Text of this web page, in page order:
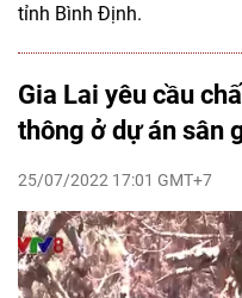
tỉnh Bình Định.
Gia Lai yêu cầu
thông ở dự án sân
25/07/2022 17:01 GMT+7